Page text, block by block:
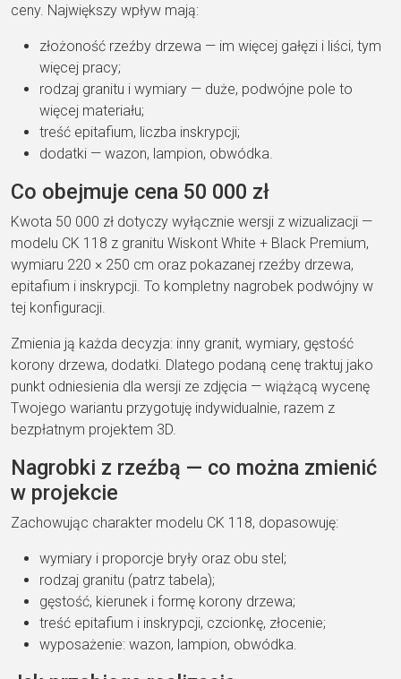
ceny. Największy wpływ mają:
złożoność rzeźby drzewa — im więcej gałęzi i liści, tym
więcej pracy;
rodzaj granitu i wymiary — duże, podwójne pole to
więcej materiału;
treść epitafium, liczba inskrypcji;
dodatki — wazon, lampion, obwódka.
Co obejmuje cena 50 000 zł
Kwota 50 000 zł dotyczy wyłącznie wersji z wizualizacji —
modelu CK 118 z granitu Wiskont White + Black Premium,
wymiaru 220 × 250 cm oraz pokazanej rzeźby drzewa,
epitafium i inskrypcji. To kompletny nagrobek podwójny w
tej konfiguracji.
Zmienia ją każda decyzja: inny granit, wymiary, gęstość
korony drzewa, dodatki. Dlatego podaną cenę traktuj jako
punkt odniesienia dla wersji ze zdjęcia — wiążącą wycenę
Twojego wariantu przygotuję indywidualnie, razem z
bezpłatnym projektem 3D.
Nagrobki z rzeźbą — co można zmienić
w projekcie
Zachowując charakter modelu CK 118, dopasowuję:
wymiary i proporcje bryły oraz obu stel;
rodzaj granitu (patrz tabela);
gęstość, kierunek i formę korony drzewa;
treść epitafium i inskrypcji, czcionkę, złocenie;
wyposażenie: wazon, lampion, obwódka.